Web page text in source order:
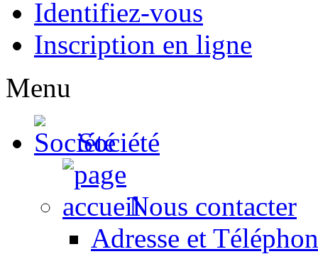
Identifiez-vous
Inscription en ligne
Menu
Société
Nous contacter
Adresse et